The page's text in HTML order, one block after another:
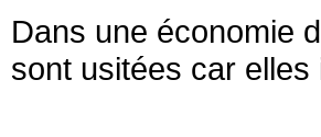
Dans une économie
sont usitées car